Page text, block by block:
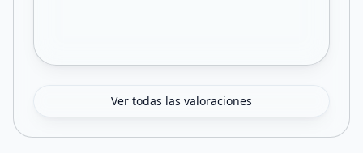
Ver todas las valoraciones